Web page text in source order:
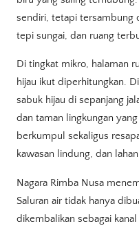
sendiri, tetapi tersambung
tepi sungai, dan ruang
Di tingkat mikro, halaman
hijau ikut diperhitungkan.
sabuk hijau di sepanjang
dan taman lingkungan
berkumpul sekaligus
kawasan lindung, dan
Nagara Rimba Nusa
Saluran air tidak hanya
dikembalikan sebagai